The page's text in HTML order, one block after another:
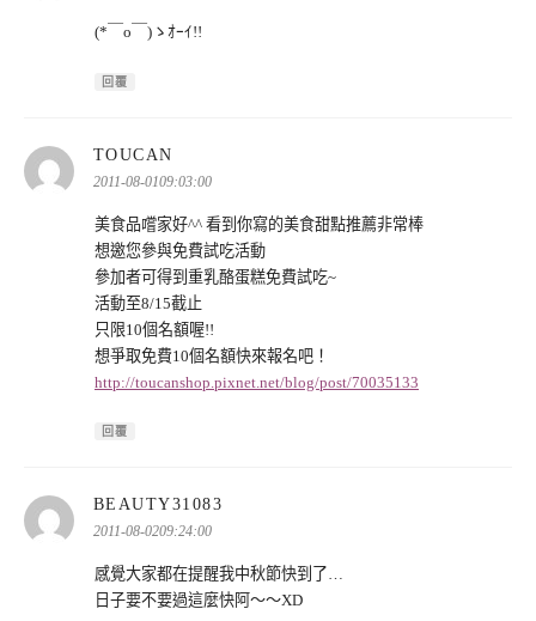
(*￣o￣)ゝｵｰｲ!!
回覆
TOUCAN
示:
2011-08-0109:03:00
美食品嚐家好^^ 看到你寫的美食甜點推薦非常棒
想邀您參與免費試吃活動
參加者可得到重乳酪蛋糕免費試吃~
活動至8/15截止
只限10個名額喔!!
想爭取免費10個名額快來報名吧！
http://toucanshop.pixnet.net/blog/post/70035133
回覆
BEAUTY31083
2011-08-0209:24:00
感覺大家都在提醒我中秋節快到了…
日子要不要過這麼快阿～～XD